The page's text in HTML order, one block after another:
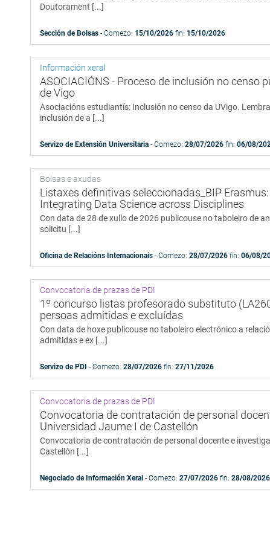
Doutorament [...]
Sección de Bolsas - Comezo: 15/10/2026 fin: 15/10/2026
Información xeral
ASOCIACIÓNS - Proceso de inclusión no censo
de Vigo
Asociacións estudiantís: Inclusión no censo da UVigo.
inclusión de a [...]
Servizo de Extensión Universitaria - Comezo: 28/07/2026 fin: 06/08/
Bolsas e axudas
Listaxes definitivas seleccionadas_BIP
Integrating Data Science across Disciplines
Con data de 28 de xullo de 2026 publicouse no taboleiro de
solicitu [...]
Oficina de Relacións Internacionais - Comezo: 28/07/2026 fin: 06/08/
Convocatoria de prazas de PDI
1º concurso listas profesorado substituto
persoas admitidas e excluídas
Con data de hoxe publicouse no taboleiro electrónico a
admitidas e ex [...]
Servizo de PDI - Comezo: 28/07/2026 fin: 27/11/2026
Convocatoria de prazas de PDI
Convocatoria de contratación de personal
Universidad Jaume I de Castellón
Convocatoria de contratación de personal docente e
Castellón [...]
Negociado de Información Xeral - Comezo: 27/07/2026 fin: 28/08/2026